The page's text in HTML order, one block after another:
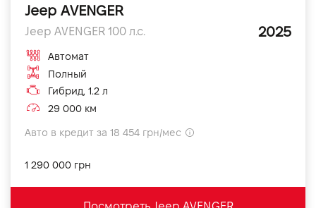
Jeep AVENGER
Jeep AVENGER 100 л.с. 2025
Автомат
Полный
Гибрид, 1.2 л
29 000 км
Авто в кредит за 18 454 грн/мес
1 290 000 грн